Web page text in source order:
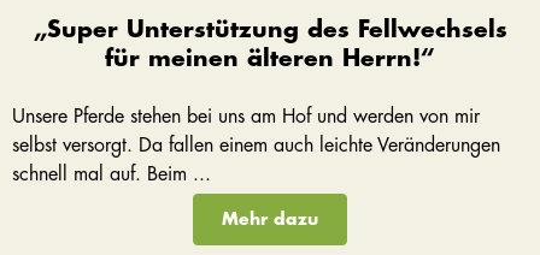
„Super Unterstützung des Fellwechsels
für meinen älteren Herrn!“
Unsere Pferde stehen bei uns am Hof und werden von mir
selbst versorgt. Da fallen einem auch leichte Veränderungen
schnell mal auf. Beim ...
Mehr dazu